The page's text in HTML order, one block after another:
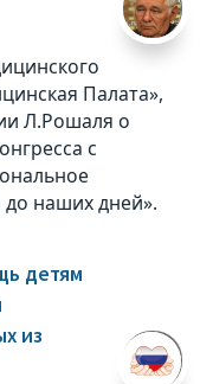
Палата»,
Л.Рошаля о
с
наших дней».
детям
из